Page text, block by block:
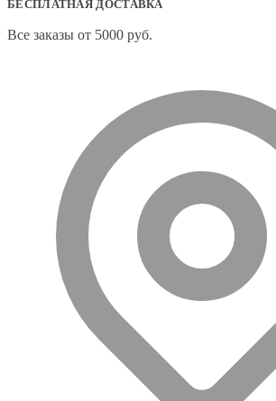
БЕСПЛАТНАЯ ДОСТАВКА
Все заказы от 5000 руб.